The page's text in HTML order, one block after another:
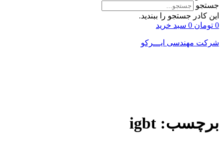
جستجو
این کادر جستجو را ببندید.
0 تومان 0 سبد خرید
شرکت مهندسی ایـــرکو
برچسب: igbt